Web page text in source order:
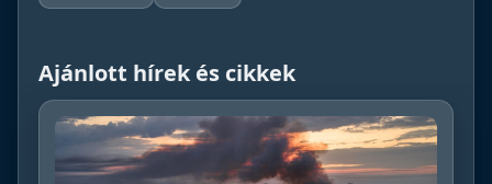
Ajánlott hírek és cikkek